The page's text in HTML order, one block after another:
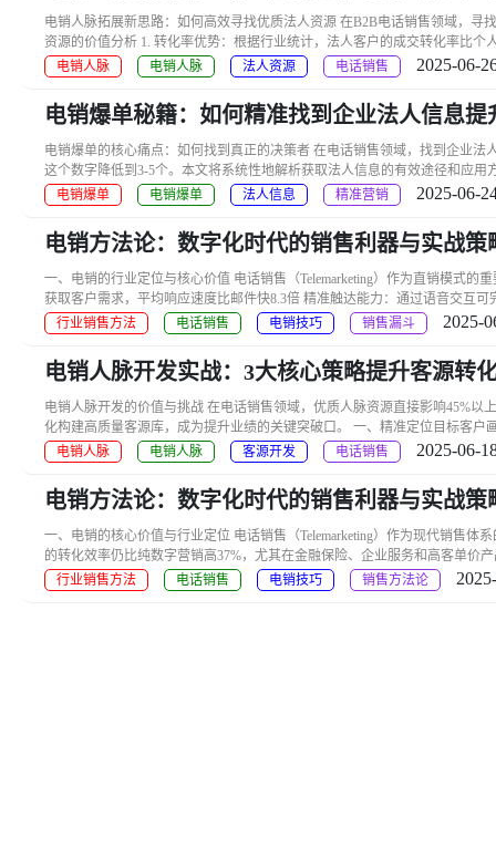
电销人脉拓展新思路：如何高效寻找优质法人资源 在B2B电话销售领域，
资源的价值分析 1. 转化率优势：根据行业统计，法人客户的成交转化率比个
电销人脉
电销人脉 法人资源 电话销售 2025-06-
电销爆单秘籍：如何精准找到企业法人信息提
电销爆单的核心痛点：如何找到真正的决策者 在电话销售领域，找到企业
这个数字降低到3-5个。本文将系统性地解析获取法人信息的有效途径和应用
电销爆单
电销爆单 法人信息 精准营销 2025-06-
电销方法论：数字化时代的销售利器与实战策
一、电销的行业定位与核心价值 电话销售（Telemarketing）作为直销模式的
获取客户需求，平均响应速度比邮件快8.3倍 精准触达能力：通过语音交互
行业销售方法
电话销售 电销技巧 销售漏斗 2025-
电销人脉开发实战：3大核心策略提升客源转
电销人脉开发的价值与挑战 在电话销售领域，优质人脉资源直接影响45%
化构建高质量客源库，成为提升业绩的关键突破口。 一、精准定位目标客户
电销人脉
电销人脉 客源开发 电话销售 2025-06-
电销方法论：数字化时代的销售利器与实战策
一、电销的核心价值与行业定位 电话销售（Telemarketing）作为现代销售体
的转化效率仍比纯数字营销高37%，尤其在金融保险、企业服务和高客单价
行业销售方法
电话销售 电销技巧 销售方法论